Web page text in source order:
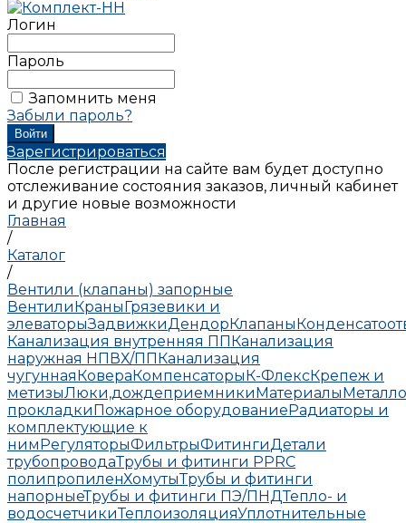
Логин
Пароль
Запомнить меня
Забыли пароль?
Зарегистрироваться
После регистрации на сайте вам будет доступно
отслеживание состояния заказов, личный кабинет
и другие новые возможности
Главная
/
Каталог
/
Вентили (клапаны) запорные
ВентилиКраныГрязевики и
элеваторыЗадвижкиДендорКлапаны
Канализация внутренняя ППКанализация
наружная НПВХ/ППКанализация
чугуннаяКовераКомпенсаторыК-ФлексКрепеж и
метизыЛюки,дождеприемникиМатериалы
прокладкиПожарное оборудованиеРадиаторы и
комплектующие к
нимРегуляторыФильтрыФитингиДетали
трубопроводаТрубы и фитинги PPRC
полипропиленХомутыТрубы и фитинги
напорныеТрубы и фитинги ПЭ/ПНДТепло- и
водосчетчикиТеплоизоляцияУплотнительные